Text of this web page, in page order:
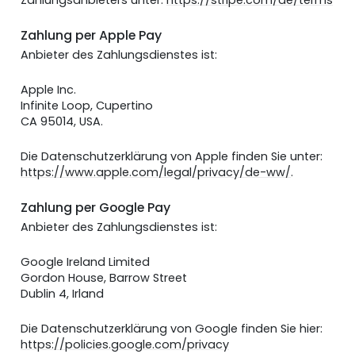
Zahlung perApple Pay
Anbieter des Zahlungsdienstes ist:
Apple Inc.
Infinite Loop, Cupertino
CA 95014, USA.
Die Datenschutzerklärung von Apple finden Sie unter:
https://www.apple.com/legal/privacy/de-ww/.
Zahlung per Google Pay
Anbieter des Zahlungsdienstes ist:
Google Ireland Limited
Gordon House, Barrow Street
Dublin 4, Irland
Die Datenschutzerklärung von Google finden Sie hier:
https://policies.google.com/privacy